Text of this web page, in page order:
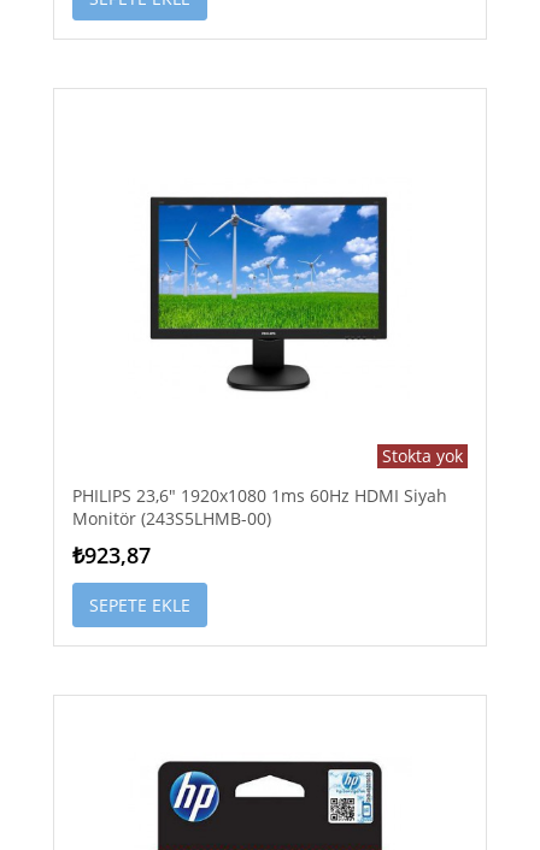
Stokta yok
PHILIPS 23,6" 1920x1080 1ms 60Hz HDMI Siyah
Monitör (243S5LHMB-00)
₺923,87
SEPETE EKLE